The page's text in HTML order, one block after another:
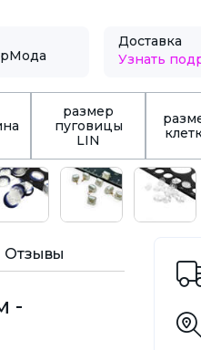
Доставка
Узнать
размер
пуговицы
LIN
Отзывы
-